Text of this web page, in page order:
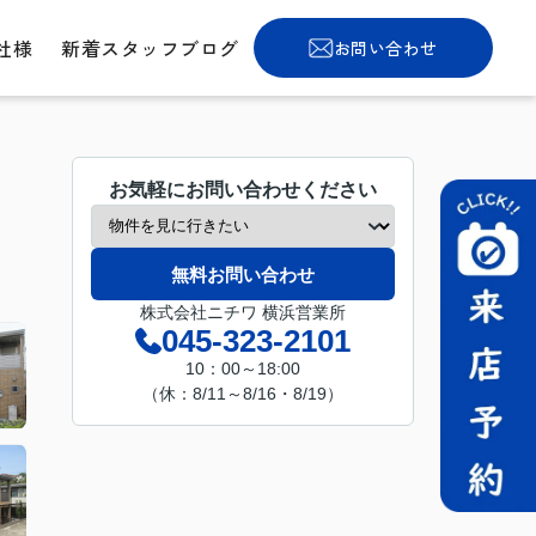
様 新着スタッフブログ お問い合わせ
お気軽にお問い合わせください
無料お問い合わせ
株式会社ニチワ 横浜営業所
045-323-2101
10：00～18:00
（休：8/11～8/16・8/19）